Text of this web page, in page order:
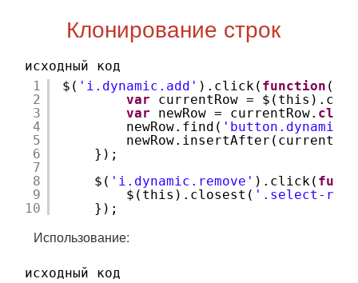
Клонирование строк
исходный код
1
2
3
4
5
6
7
8
9
10
$( 'i.dynamic.add' ).click( function (){
var
currentRow =
var
newRow = currentRow. clone
newRow.find(
});
$( 'i.dynamic.remove' ).click(
$(this).closest( '.select-row'
});
Использование:
исходный код